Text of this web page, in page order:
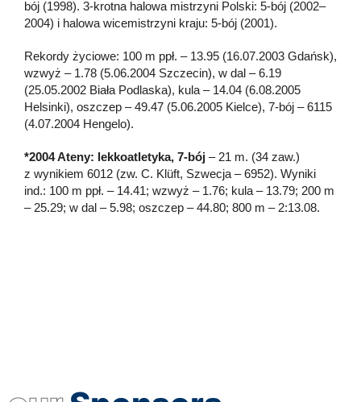
bój (1998). 3-krotna halowa mistrzyni Polski: 5-bój (2002–
2004) i halowa wicemistrzyni kraju: 5-bój (2001).
Rekordy życiowe: 100 m ppł. – 13.95 (16.07.2003 Gdańsk),
wzwyż – 1.78 (5.06.2004 Szczecin), w dal – 6.19
(25.05.2002 Biała Podlaska), kula – 14.04 (6.08.2005
Helsinki), oszczep – 49.47 (5.06.2005 Kielce), 7-bój – 6115
(4.07.2004 Hengelo).
*2004 Ateny: lekkoatletyka, 7-bój – 21 m. (34 zaw.)
z wynikiem 6012 (zw. C. Klüft, Szwecja – 6952). Wyniki
ind.: 100 m ppł. – 14.41; wzwyż – 1.76; kula – 13.79; 200 m
– 25.29; w dal – 5.98; oszczep – 44.80; 800 m – 2:13.08.